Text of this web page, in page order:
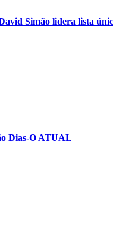
Simão lidera lista
Dias-O ATUAL